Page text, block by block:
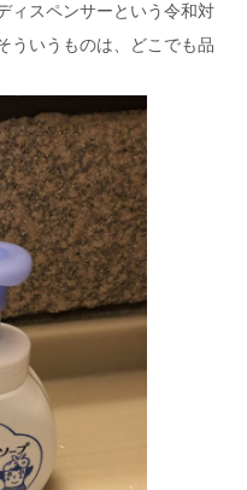
ィスペンサーという令和対
ういうものは、どこでも品